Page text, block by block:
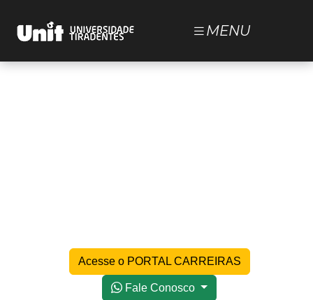
MENU
Acesse o PORTAL CARREIRAS
Fale Conosco